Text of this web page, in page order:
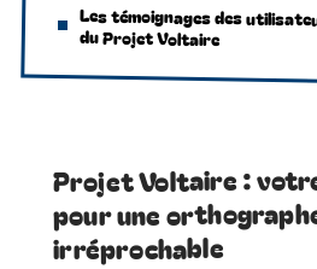
Les témoignages des
du Projet Voltaire
Projet Voltaire :
pour une
irréprochable